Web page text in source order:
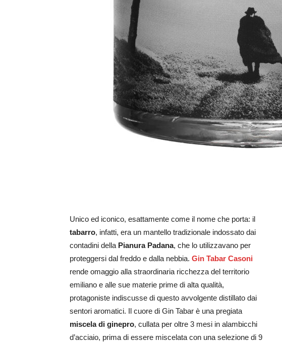
Unico ed iconico, esattamente come il nome che porta: il
tabarro, infatti, era un mantello tradizionale indossato dai
contadini della Pianura Padana, che lo utilizzavano per
proteggersi dal freddo e dalla nebbia. Gin Tabar Casoni
rende omaggio alla straordinaria ricchezza del territorio
emiliano e alle sue materie prime di alta qualità,
protagoniste indiscusse di questo avvolgente distillato dai
sentori aromatici. Il cuore di Gin Tabar è una pregiata
miscela di ginepro, cullata per oltre 3 mesi in alambicchi
d’acciaio, prima di essere miscelata con una selezione di 9